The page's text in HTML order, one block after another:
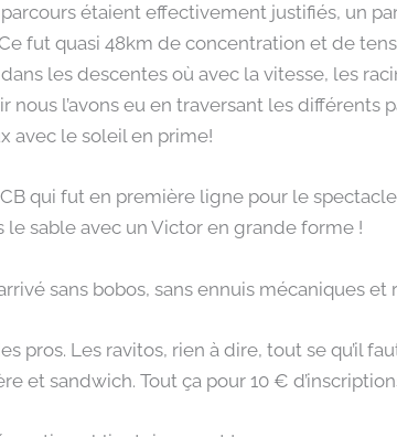
étaient effectivement justifiés, un
fut quasi 48km de concentration et de
les descentes où avec la vitesse, les
nous l’avons eu en traversant les
avec le soleil en prime!
qui fut en première ligne pour le
sable avec un Victor en grande forme !
sans bobos, sans ennuis mécaniques et
pros. Les ravitos, rien à dire, tout se qu’il
et sandwich. Tout ça pour 10 €